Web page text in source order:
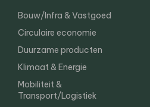
Bouw/Infra & Vastgoed
Circulaire economie
Duurzame producten
Klimaat & Energie
Mobiliteit &
Transport/Logistiek